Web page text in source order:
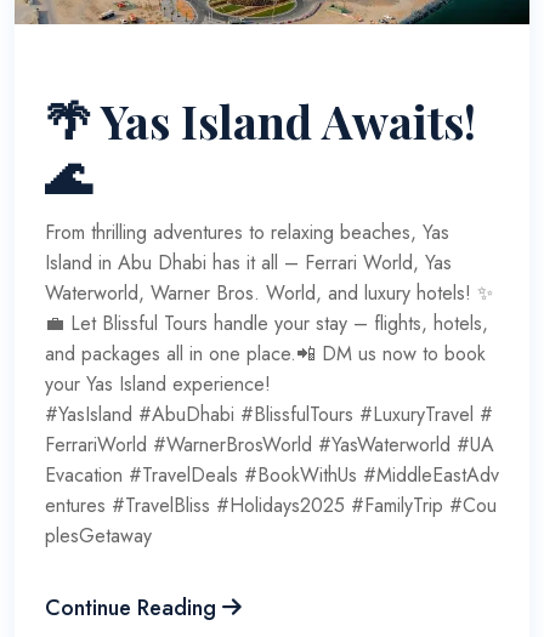
🌴 Yas Island Awaits!
🌊
From thrilling adventures to relaxing beaches, Yas
Island in Abu Dhabi has it all – Ferrari World, Yas
Waterworld, Warner Bros. World, and luxury hotels! ✨
💼 Let Blissful Tours handle your stay – flights, hotels,
and packages all in one place.📲 DM us now to book
your Yas Island experience!
#YasIsland #AbuDhabi #BlissfulTours #LuxuryTravel #
FerrariWorld #WarnerBrosWorld #YasWaterworld #UA
Evacation #TravelDeals #BookWithUs #MiddleEastAdv
entures #TravelBliss #Holidays2025 #FamilyTrip #Cou
plesGetaway
Continue Reading